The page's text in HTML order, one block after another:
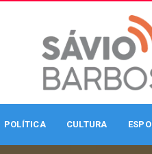
POLÍTICA CULTURA